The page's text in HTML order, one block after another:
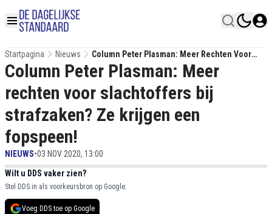
Startpagina Nieuws
Column Peter Plasman: Meer Rechten Voor
Slachtoffers Bij Strafzaken? Ze Krijgen Een
Fopspeen!
Column Peter Plasman: Meer
rechten voor slachtoffers bij
strafzaken? Ze krijgen een
fopspeen!
NIEUWS•03 NOV 2020, 13:00
Wilt u DDS vaker zien?
Stel DDS in als voorkeursbron op Google.
Voeg DDS toe op Google